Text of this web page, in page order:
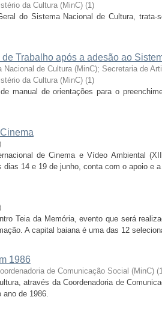
da Cultura (MinC) (1)
do Sistema Nacional de Cultura,
Trabalho após a adesão ao
Nacional de Cultura (MinC); Secretaria de
da Cultura (MinC) (1)
manual de orientações para o
de Cinema e Vídeo Ambiental
dias 14 e 19 de junho, conta com o apoio e
Teia da Memória, evento que será
A capital baiana é uma das 12
1986
de Comunicação Social (MinC) (
através da Coordenadoria de
ano de 1986.